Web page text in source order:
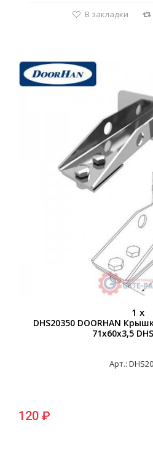
В закладки
1 x
DHS20350 DOORHAN
71х60х3,5
Арт.:
120 ₽